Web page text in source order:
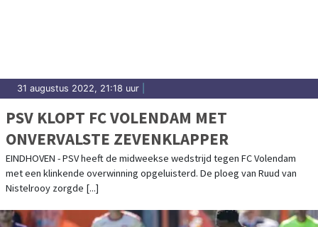
31 augustus 2022, 21:18 uur
PSV KLOPT FC VOLENDAM MET
ONVERVALSTE ZEVENKLAPPER
EINDHOVEN - PSV heeft de midweekse wedstrijd tegen FC Volendam
met een klinkende overwinning opgeluisterd. De ploeg van Ruud van
Nistelrooy zorgde [...]